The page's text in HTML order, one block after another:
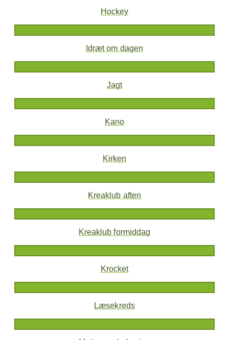
Hockey
Idræt om dagen
Jagt
Kano
Kirken
Kreaklub aften
Kreaklub formiddag
Krocket
Læsekreds